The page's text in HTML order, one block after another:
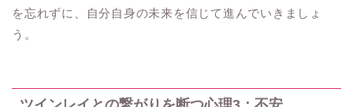
を忘れずに、自分自身の未来を信じて進んでいきましょ
う。